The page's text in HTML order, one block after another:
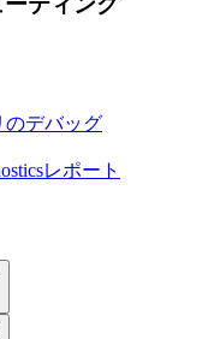
のデバッグ
レポート